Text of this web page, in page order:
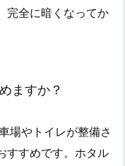
完全に暗くなってか
ますか？
場やトイレが整備さ
すすめです。ホタル